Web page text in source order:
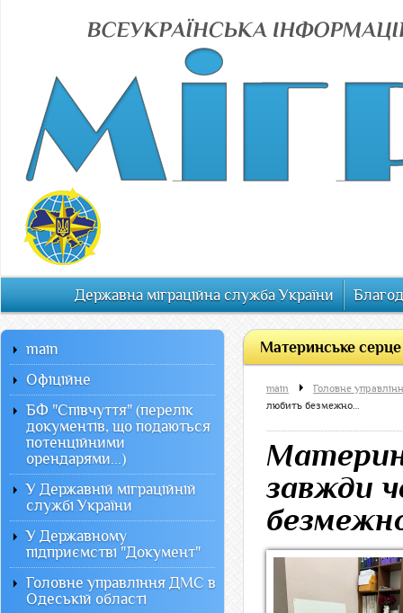
Державна міграційна служба України
Материнське
main
Головне
любить безмежно…
завжди
main
Офiцiйне
БФ "Співчуття" (перелік
документів, що подаються
потенційними
орендарями...)
У Державній міграційній
службі України
У Державному
підприємстві "Документ"
Головне управління ДМС в
Одеській області